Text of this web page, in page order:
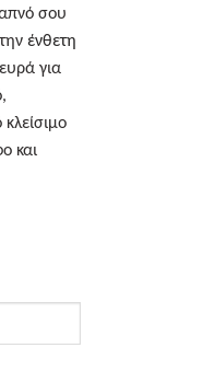
σου
ένθετη
για
και